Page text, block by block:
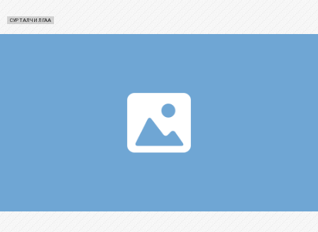
СУРТАЛЧИЛГАА